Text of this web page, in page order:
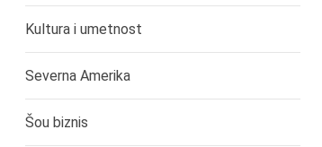
Kultura i umetnost
Severna Amerika
Šou biznis